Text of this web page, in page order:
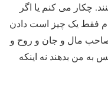
چکار می کنم یا اگر
فقط یک چیز است دادن
مال و جان و روح و
من بدهند نه اینکه